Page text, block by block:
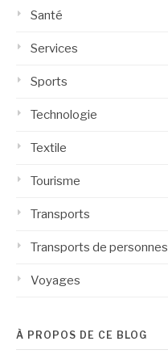
Santé
Services
Sports
Technologie
Textile
Tourisme
Transports
Transports de personnes
Voyages
À PROPOS DE CE BLOG